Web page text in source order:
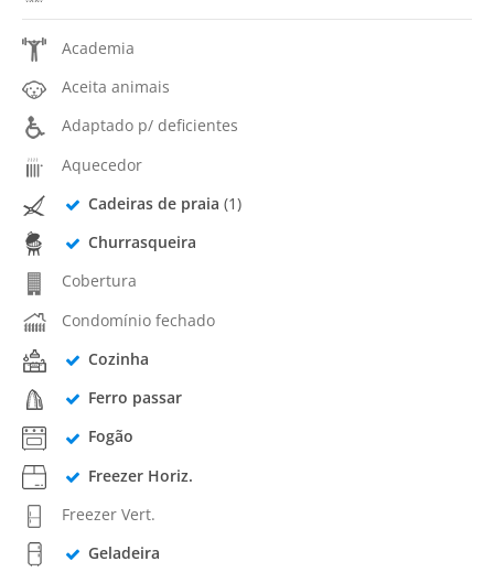
Academia
Aceita animais
Adaptado p/ deficientes
Aquecedor
Cadeiras de praia (1)
Churrasqueira
Cobertura
Condomínio fechado
Cozinha
Ferro passar
Fogão
Freezer Horiz.
Freezer Vert.
Geladeira